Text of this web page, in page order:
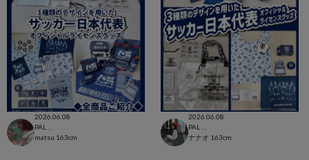
2026.06.08
matsu 163cm
2026.06.08
ナナオ 163cm